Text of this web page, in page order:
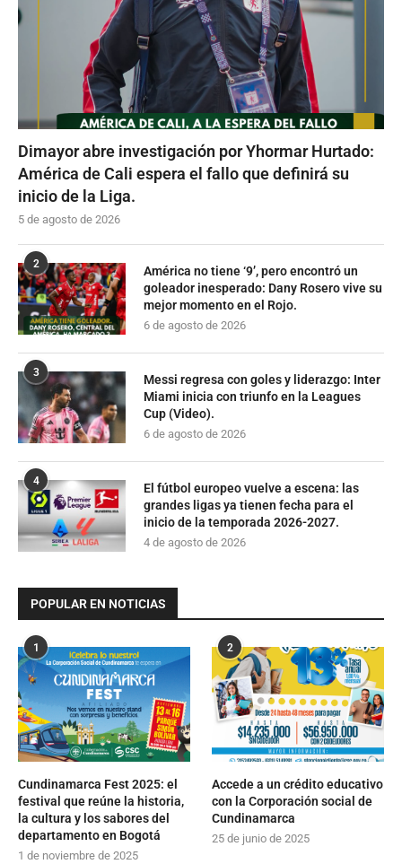
Dimayor abre investigación por Yhormar Hurtado:
América de Cali espera el fallo que definirá su
inicio de la Liga.
5 de agosto de 2026
2
América no tiene ‘9’, pero encontró un
goleador inesperado: Dany Rosero vive su
mejor momento en el Rojo.
6 de agosto de 2026
3
Messi regresa con goles y liderazgo: Inter
Miami inicia con triunfo en la Leagues
Cup (Video).
6 de agosto de 2026
4
El fútbol europeo vuelve a escena: las
grandes ligas ya tienen fecha para el
inicio de la temporada 2026-2027.
4 de agosto de 2026
POPULAR EN NOTICIAS
1
Cundinamarca Fest 2025: el
festival que reúne la historia,
la cultura y los sabores del
departamento en Bogotá
1 de noviembre de 2025
2
Accede a un crédito educativo
con la Corporación social de
Cundinamarca
25 de junio de 2025